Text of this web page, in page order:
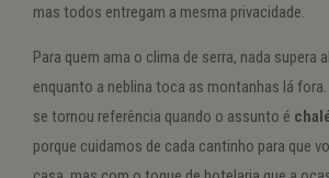
mas todos entregam a mesma privacidade.
Para quem ama o clima de serra, nada supera
enquanto a neblina toca as montanhas lá fora.
se tornou referência quando o assunto é
porque cuidamos de cada cantinho para que